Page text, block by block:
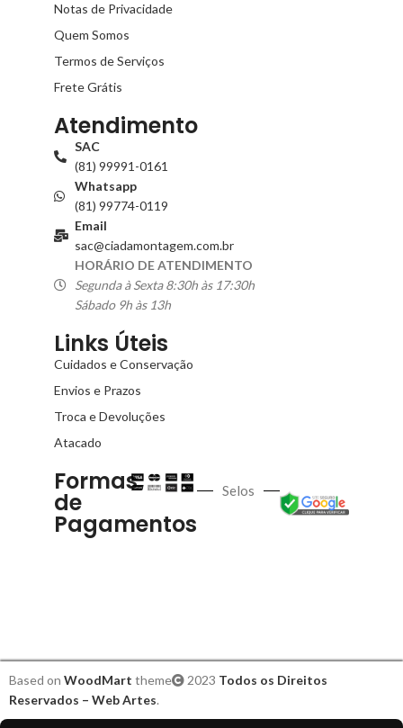
Notas de Privacidade
Quem Somos
Termos de Serviços
Frete Grátis
Atendimento
SAC
(81) 99991-0161
Whatsapp
(81) 99774-0119
Email
sac@ciadamontagem.com.br
HORÁRIO DE ATENDIMENTO
Segunda à Sexta 8:30h às 17:30h
Sábado 9h às 13h
Links Úteis
Cuidados e Conservação
Envios e Prazos
Troca e Devoluções
Atacado
Formas
de
Pagamentos
Selos
Based on WoodMart theme 2023 Todos os Direitos
Reservados – Web Artes.